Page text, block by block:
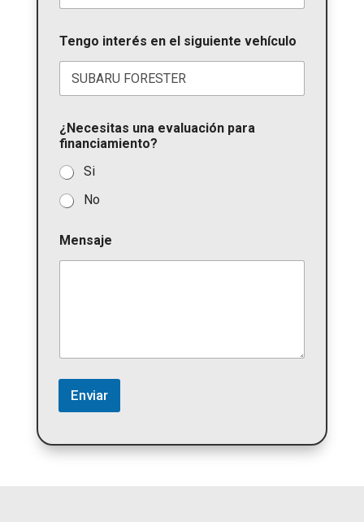
t
a
t
e
+
1
Tengo interés en el siguiente vehículo
¿Necesitas una evaluación para
financiamiento?
Si
No
Mensaje
Enviar